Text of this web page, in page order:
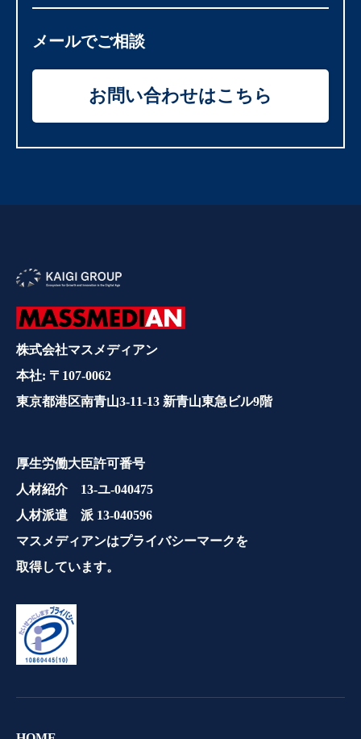
メールでご相談
お問い合わせはこちら
株式会社マスメディアン
本社: 〒107-0062
東京都港区南青山3-11-13 新青山東急ビル9階
厚生労働大臣許可番号
人材紹介 13-ユ-040475
人材派遣 派 13-040596
マスメディアンはプライバシーマークを
取得しています。